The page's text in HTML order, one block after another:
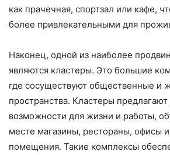
как прачечная, спортзал или кафе,
более привлекательными для
Наконец, одной из наиболее
являются кластеры. Это большие
где сосуществуют общественные и
пространства. Кластеры
возможности для жизни и работы,
месте магазины, рестораны, офисы
помещения. Такие комплексы